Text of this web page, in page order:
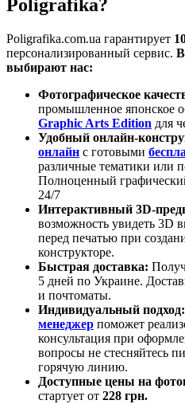
Poligrafika?
Poligrafika.com.ua гарантирует
персонализированный сервис.
выбирают нас:
Фотографическое
промышленное японское
Graphic Arts Edition для
Удобный онлайн-
онлайн с готовыми
различные тематики или
Полноценный
24/7
Интерактивный 3D-
возможность увидеть 3D
перед печатью при
конструкторе.
Быстрая доставка:
5 дней по Украине.
и почтоматы.
Индивидуальный подход:
менеджер поможет
консультация при
вопросы не стесняйтесь
горячую линию.
Доступные цены на
стартует от 228 грн.